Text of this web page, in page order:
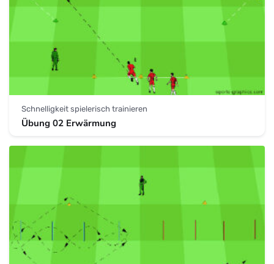
Schnelligkeit spielerisch trainieren
Übung 02 Erwärmung